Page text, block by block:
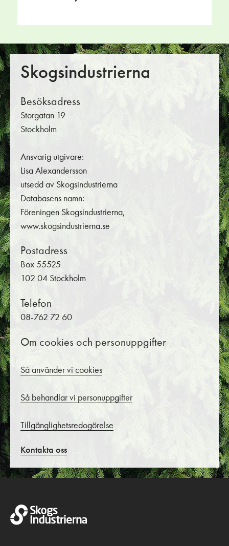
Skogsindustrierna
Besöksadress
Storgatan 19
Stockholm
Ansvarig utgivare:
Lisa Alexandersson
utsedd av Skogsindustrierna
Databasens namn:
Föreningen Skogsindustrierna,
www.skogsindustrierna.se
Postadress
Box 55525
102 04 Stockholm
Telefon
08-762 72 60
Om cookies och personuppgifter
Så använder vi cookies
Så behandlar vi personuppgifter
Tillgänglighetsredogörelse
Kontakta oss